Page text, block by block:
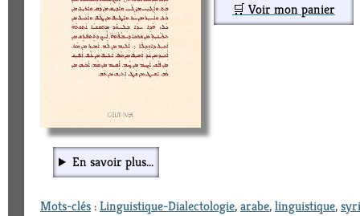
🛒 Voir mon panier
En savoir plus...
Mots-clés:Linguistique-Dialectologie,arabe,linguistique,